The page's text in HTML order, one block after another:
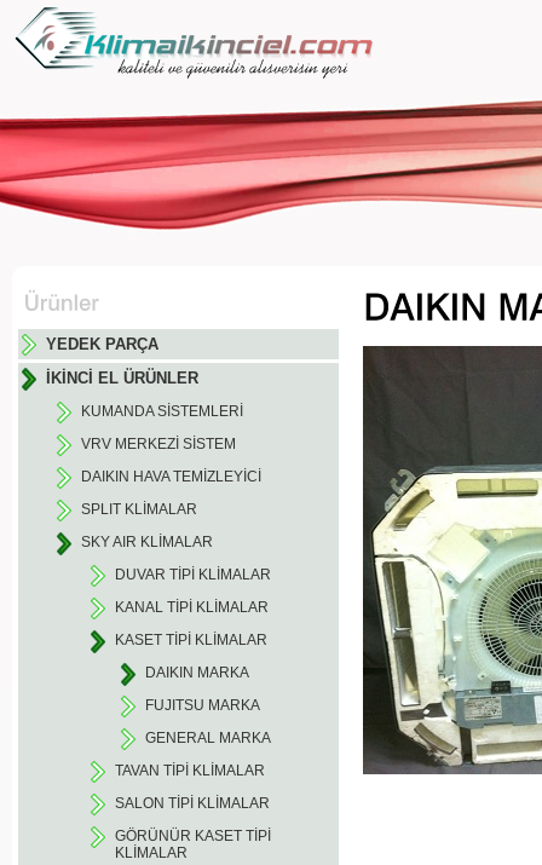
YEDEK PARÇA
İKİNCİ EL ÜRÜNLER
KUMANDA SİSTEMLERİ
VRV MERKEZİ SİSTEM
DAIKIN HAVA TEMİZLEYİCİ
SPLIT KLİMALAR
SKY AIR KLİMALAR
DUVAR TİPİ KLİMALAR
KANAL TİPİ KLİMALAR
KASET TİPİ KLİMALAR
DAIKIN MARKA
FUJITSU MARKA
GENERAL MARKA
TAVAN TİPİ KLİMALAR
SALON TİPİ KLİMALAR
GÖRÜNÜR KASET TİPİ
KLİMALAR